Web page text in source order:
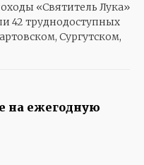
«Святитель Лука»
42 труднодоступных
Сургутском,
на ежегодную